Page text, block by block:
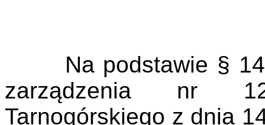
Na podstawie § 14
zarządzenia nr
Tarnogórskiego z dnia